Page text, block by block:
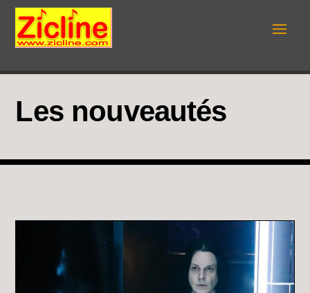
Les nouveautés